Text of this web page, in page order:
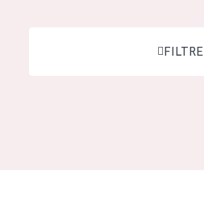
SOLUTIONS POUR LA PEAU
FILTRE